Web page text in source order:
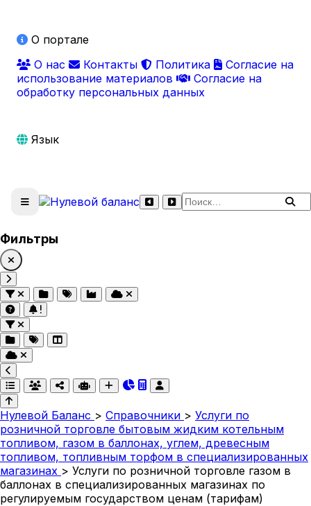
О портале
О нас
Контакты Политика
Согласие на
использование материалов
Согласие на
обработку персональных данных
Язык
Поиск по сайту
Фильтры
Нулевой Баланс > Справочники > Услуги по
розничной торговле бытовым жидким котельным
топливом, газом в баллонах, углем, древесным
топливом, топливным торфом в специализированных
магазинах > Услуги по розничной торговле газом в
баллонах в специализированных магазинах по
регулируемым государством ценам (тарифам)